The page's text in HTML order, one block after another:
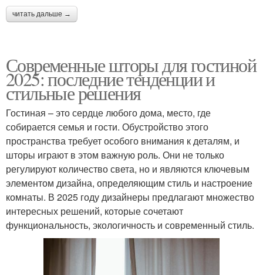
читать дальше →
Современные шторы для гостиной
2025: последние тенденции и
стильные решения
Гостиная – это сердце любого дома, место, где
собирается семья и гости. Обустройство этого
пространства требует особого внимания к деталям, и
шторы играют в этом важную роль. Они не только
регулируют количество света, но и являются ключевым
элементом дизайна, определяющим стиль и настроение
комнаты. В 2025 году дизайнеры предлагают множество
интересных решений, которые сочетают
функциональность, экологичность и современный стиль.